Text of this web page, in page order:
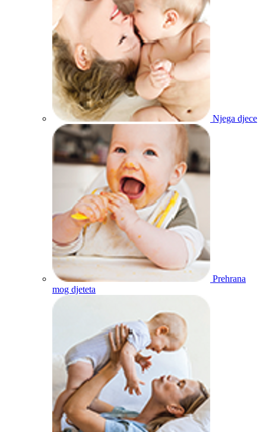
Njega djece
Prehrana
mog djeteta